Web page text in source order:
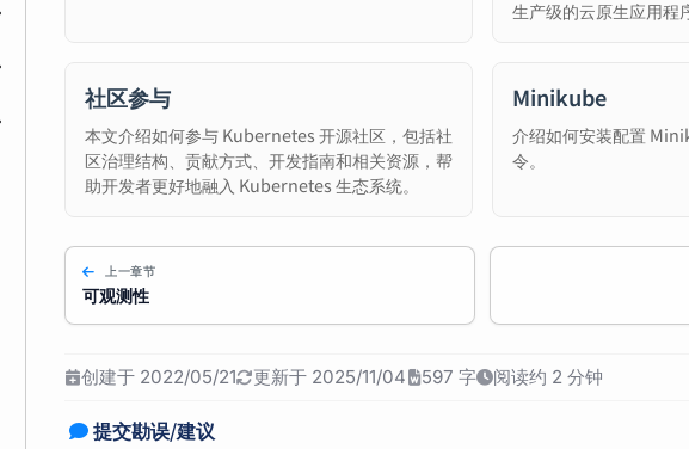
生产级的云原生应用程
社区参与
本文介绍如何参与 Kubernetes 开源社区，包括社
区治理结构、贡献方式、开发指南和相关资源，帮
助开发者更好地融入 Kubernetes 生态系统。
Minikube
介绍如何安装配置
令。
上一章节
可观测性
创建于 2022/05/21 更新于 2025/11/04 597 字 阅读约 2 分钟
提交勘误/建议